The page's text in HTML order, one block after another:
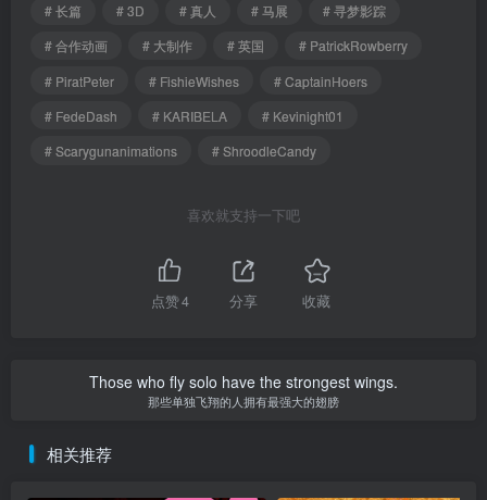
# 长篇
# 3D # 真人 # 马展
# 寻梦影踪
# 合作动画
# 大制作 # 英国
# PatrickRowberry
# PiratPeter
# FishieWishes
# CaptainHoers
# FedeDash
# KARIBELA
# Kevinight01
# Scarygunanimations
# ShroodleCandy
喜欢就支持一下吧
点赞4 分享 收藏
Those who fly solo have the strongest wings.
那些单独飞翔的人拥有最强大的翅膀
相关推荐